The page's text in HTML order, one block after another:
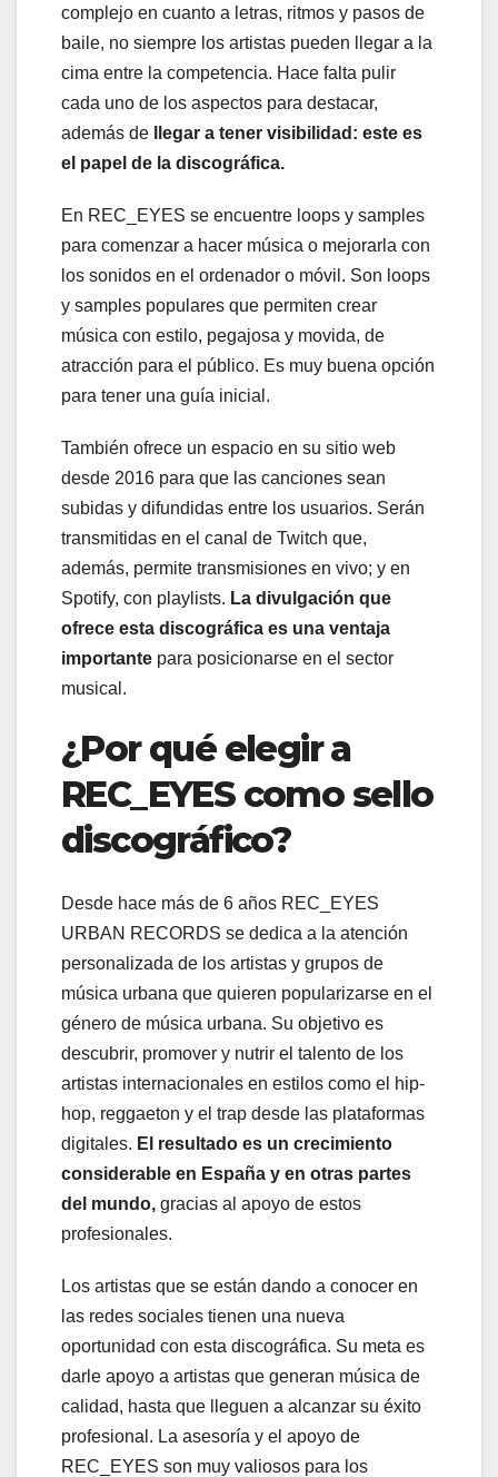
complejo en cuanto a letras, ritmos y pasos de
baile, no siempre los artistas pueden llegar a la
cima entre la competencia. Hace falta pulir
cada uno de los aspectos para destacar,
además de
llegar a tener visibilidad: este es
el papel de la discográfica.
En REC_EYES se encuentre loops y samples
para comenzar a hacer música o mejorarla con
los sonidos en el ordenador o móvil. Son loops
y samples populares que permiten crear
música con estilo, pegajosa y movida, de
atracción para el público. Es muy buena opción
para tener una guía inicial.
También ofrece un espacio en su sitio web
desde 2016 para que las canciones sean
subidas y difundidas entre los usuarios. Serán
transmitidas en el canal de Twitch que,
además, permite transmisiones en vivo; y en
Spotify, con playlists. La divulgación que
ofrece esta discográfica es una ventaja
importante para posicionarse en el sector
musical.
¿Por qué elegir a
REC_EYES como sello
discográfico?
Desde hace más de 6 años REC_EYES
URBAN RECORDS se dedica a la atención
personalizada de los artistas y grupos de
música urbana que quieren popularizarse en el
género de música urbana. Su objetivo es
descubrir, promover y nutrir el talento de los
artistas internacionales en estilos como el hip-
hop, reggaeton y el trap desde las plataformas
digitales. El resultado es un crecimiento
considerable en España y en otras partes
del mundo, gracias al apoyo de estos
profesionales.
Los artistas que se están dando a conocer en
las redes sociales tienen una nueva
oportunidad con esta discográfica. Su meta es
darle apoyo a artistas que generan música de
calidad, hasta que lleguen a alcanzar su éxito
profesional. La asesoría y el apoyo de
REC_EYES son muy valiosos para los